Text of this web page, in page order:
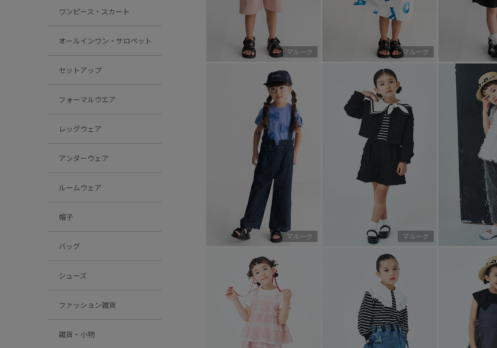
ワンピース・スカート
オールインワン・サロペット
セットアップ
フォーマルウエア
レッグウェア
アンダーウェア
ルームウェア
帽子
バッグ
シューズ
ファッション雑貨
雑貨・小物
マルーク マルーク
マルーク マルーク